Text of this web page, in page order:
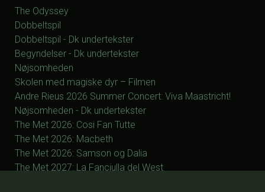
The Odyssey
Dobbeltspil
Dobbeltspil - Dk undertekster
Begyndelser - Dk undertekster
Nøjsomheden
Skolen med magiske dyr – Filmen
Andre Rieus 2026 Summer Concert: Viva Maastricht!
Nøjsomheden - Dk undertekster
The Met 2026: Cosi Fan Tutte
The Met 2026: Macbeth
The Met 2026: Samson og Dalia
The Met 2027: La Fanciulla del West